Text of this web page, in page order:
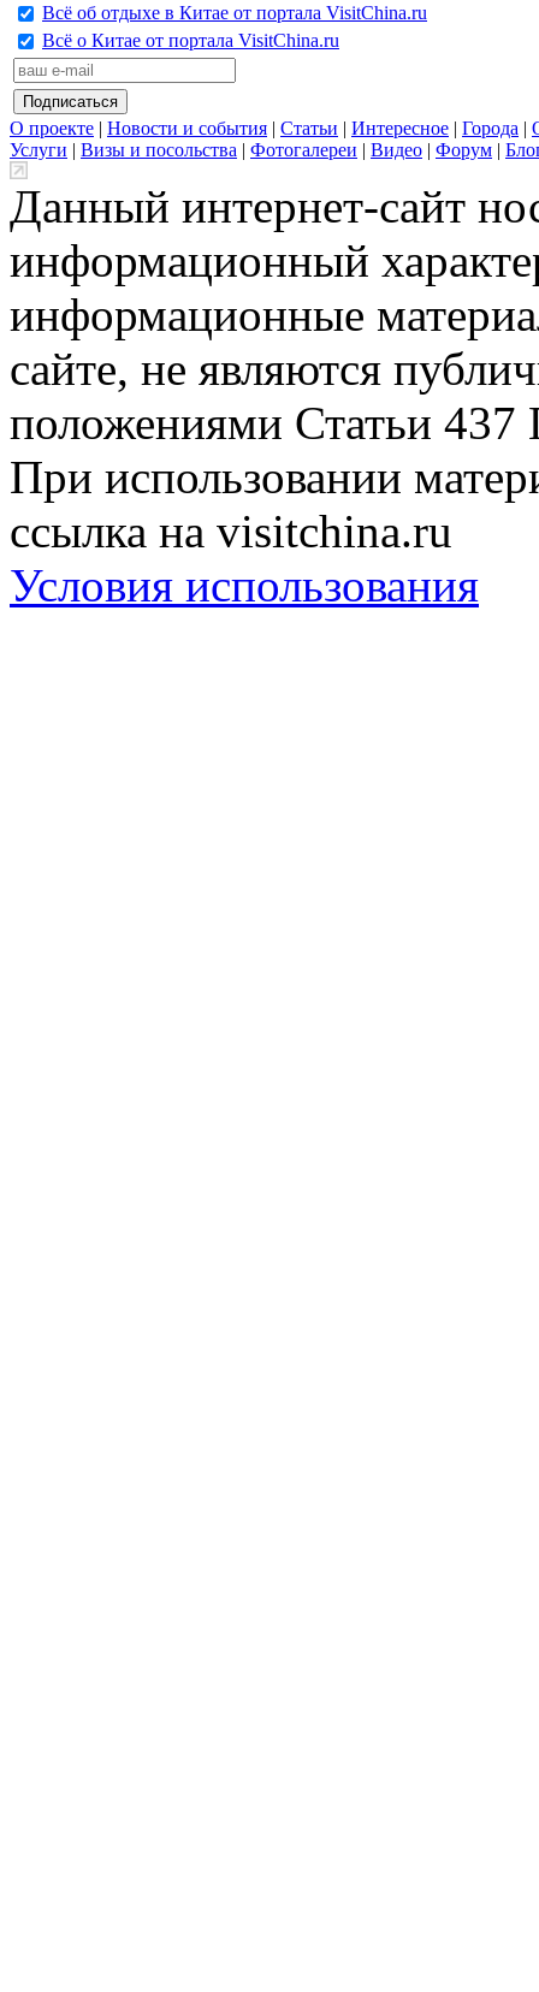
Всё об отдыхе в Китае от портала VisitChina.ru
Всё о Китае от портала VisitChina.ru
О проекте | Новости и события | Статьи | Интересное | Города |
Услуги | Визы и посольства | Фотогалереи | Видео | Форум |
Данный интернет-сайт
информационный
информационные
сайте, не являются
положениями Статьи 437
При использовании
ссылка на visitchina.ru
Условия использования